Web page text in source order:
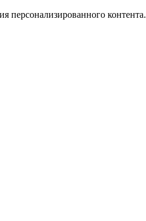
персонализированного контента.